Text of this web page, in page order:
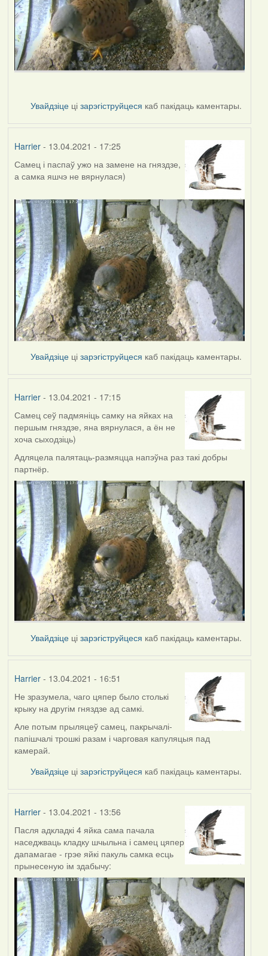
Увайдзіце цізарэгіструйцеся каб пакідаць каментары.
Harrier- 13.04.2021 - 17:25
Самец і паспаў ужо на замене на гняздзе,
а самка яшчэ не вярнулася)
Увайдзіце цізарэгіструйцеся каб пакідаць каментары.
Harrier- 13.04.2021 - 17:15
Самец сеў падмяніць самку на яйках на
першым гняздзе, яна вярнулася, а ён не
хоча сыходзіць)
Адляцела палятаць-размяцца напэўна раз такі добры
партнёр.
Увайдзіце цізарэгіструйцеся каб пакідаць каментары.
Harrier- 13.04.2021 - 16:51
Не зразумела, чаго цяпер было столькі
крыку на другім гняздзе ад самкі.
Але потым прыляцеў самец, пакрычалі-
папішчалі трошкі разам і чарговая капуляцыя пад
камерай.
Увайдзіце цізарэгіструйцеся каб пакідаць каментары.
Harrier- 13.04.2021 - 13:56
Пасля адкладкі 4 яйка сама пачала
наседжваць кладку шчыльна і самец цяпер
дапамагае - грэе яйкі пакуль самка есць
прынесеную ім здабычу: